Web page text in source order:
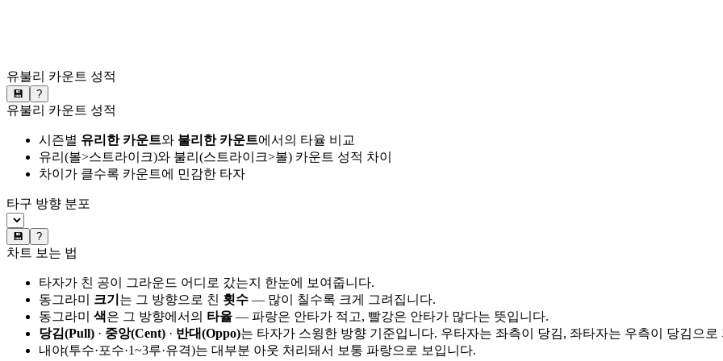
유불리 카운트 성적
💾 ?
유불리 카운트 성적
시즌별 유리한 카운트와 불리한 카운트에서의 타율 비교
유리(볼>스트라이크)와 불리(스트라이크>볼) 카운트 성적 차이
차이가 클수록 카운트에 민감한 타자
타구 방향 분포
💾 ?
차트 보는 법
타자가 친 공이 그라운드 어디로 갔는지 한눈에 보여줍니다.
동그라미 크기 는 그 방향으로 친 횟수 — 많이 칠수록 크게 그려집니다.
동그라미 색은 그 방향에서의 타율 — 파랑은 안타가 적고, 빨강은 안타가 많다는 뜻입니다.
당김(Pull) · 중앙(Cent) · 반대(Oppo)는 타자가 스윙한 방향 기준입니다. 우타자는 좌측이 당김, 좌타자는 우측이 당김으로
내야(투수·포수·1~3루·유격)는 대부분 아웃 처리돼서 보통 파랑으로 보입니다.